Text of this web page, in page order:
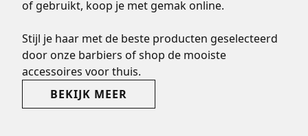
of gebruikt, koop je met gemak online.
Stijl je haar met de beste producten geselecteerd
door onze barbiers of shop de mooiste
accessoires voor thuis.
BEKIJK MEER